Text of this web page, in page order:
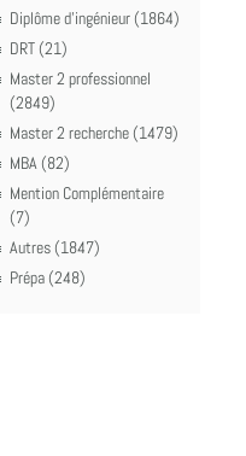
Diplôme d'ingénieur (1864)
DRT (21)
Master 2 professionnel
(2849)
Master 2 recherche (1479)
MBA (82)
Mention Complémentaire
(7)
Autres (1847)
Prépa (248)